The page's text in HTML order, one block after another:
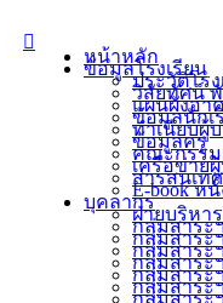
หน้าหลัก
ข้อมูลโรงเรียน
ประวัติโรง
วิสัยทัศน์
แผนผังอา
ข้อมูลนักเ
ทำเนียบผู้
ข้อมูลครู
คณะกรรม
เครือข่าย
สารสนเท
E-book ห
บุคลากร
ฝ่ายบริหาร
กลุ่มสาระ
กลุ่มสาระ
กลุ่มสาระ
กลุ่มสาระ
กลุ่มสาระ
กลุ่มสาระ
กลุ่มสาระ